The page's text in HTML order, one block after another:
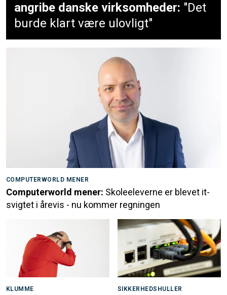
angribe danske virksomheder: "Det
burde klart være ulovligt"
COMPUTERWORLD MENER
Computerworld mener: Skoleeleverne er blevet it-
svigtet i årevis - nu kommer regningen
KLUMME SIKKERHEDSHULLER